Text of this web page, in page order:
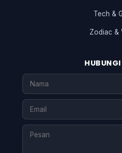
Tech &
Zodiac &